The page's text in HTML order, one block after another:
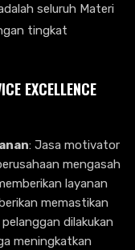
seluruh Materi
tingkat
EXCELLENCE
: Jasa motivator
mengasah
layanan
memastikan
dilakukan
meningkatkan